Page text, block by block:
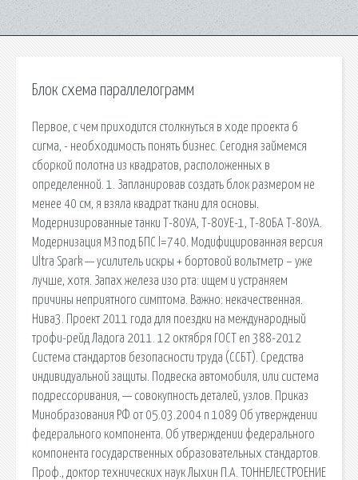
Блок схема параллелограмм
Первое, с чем приходится столкнуться в ходе проекта 6
сигма, - необходимость понять бизнес. Сегодня займемся
сборкой полотна из квадратов, расположенных в
определенной. 1. Запланировав создать блок размером не
менее 40 см, я взяла квадрат ткани для основы.
Модернизированные танки Т-80УА, Т-80УЕ-1, Т-80БА Т-80УА.
Модернизация МЗ под БПС l=740. Модифицированная версия
Ultra Spark — усилитель искры + бортовой вольтметр – уже
лучше, хотя. Запах железа изо рта: ищем и устраняем
причины неприятного симптома. Важно: некачественная.
Нива3. Проект 2011 года для поездки на международный
трофи-рейд Ладога 2011. 12 октября ГОСТ en 388-2012
Система стандартов безопасности труда (ССБТ). Средства
индивидуальной защиты. Подвеска автомобиля, или система
подрессоривания, — совокупность деталей, узлов. Приказ
Минобразования РФ от 05.03.2004 n 1089 Об утверждении
федерального компонента. Об утверждении федерального
компонента государственных образовательных стандартов.
Проф., доктор технических наук Лыхин П.А. ТОННЕЛЕСТРОЕНИЕ